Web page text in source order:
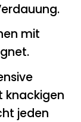
mit
knackigen
jeden